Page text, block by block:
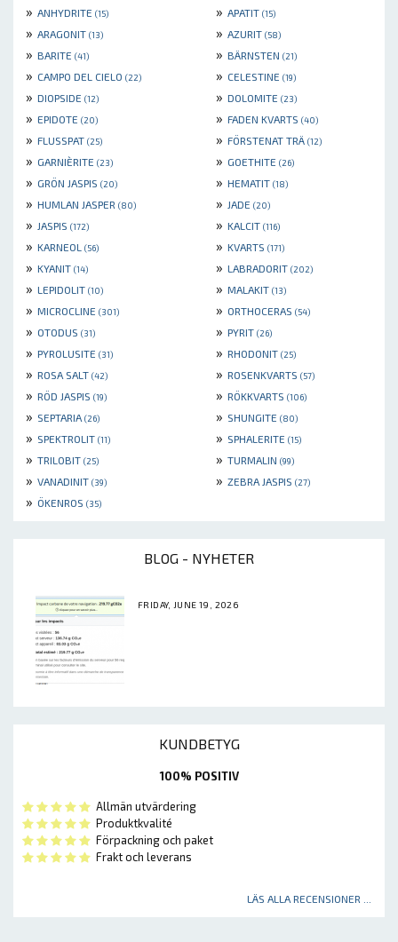
» ANHYDRITE (15) » APATIT (15)
» ARAGONIT (13) » AZURIT (58)
» BARITE (41) » BÄRNSTEN (21)
» CAMPO DEL CIELO (22) » CELESTINE (19)
» DIOPSIDE (12) » DOLOMITE (23)
» EPIDOTE (20) » FADEN KVARTS (40)
» FLUSSPAT (25) » FÖRSTENAT TRÄ (12)
» GARNIÈRITE (23) » GOETHITE (26)
» GRÖN JASPIS (20) » HEMATIT (18)
» HUMLAN JASPER (80) » JADE (20)
» JASPIS (172) » KALCIT (116)
» KARNEOL (56) » KVARTS (171)
» KYANIT (14) » LABRADORIT (202)
» LEPIDOLIT (10) » MALAKIT (13)
» MICROCLINE (301) » ORTHOCERAS (54)
» OTODUS (31) » PYRIT (26)
» PYROLUSITE (31) » RHODONIT (25)
» ROSA SALT (42) » ROSENKVARTS (57)
» RÖD JASPIS (19) » RÖKKVARTS (106)
» SEPTARIA (26) » SHUNGITE (80)
» SPEKTROLIT (11) » SPHALERITE (15)
» TRILOBIT (25) » TURMALIN (99)
» VANADINIT (39) » ZEBRA JASPIS (27)
» ÖKENROS (35)
BLOG - NYHETER
FRIDAY, JUNE 19, 2026
KUNDBETYG
100% POSITIV
Allmän utvärdering
Produktkvalité
Förpackning och paket
Frakt och leverans
LÄS ALLA RECENSIONER ...